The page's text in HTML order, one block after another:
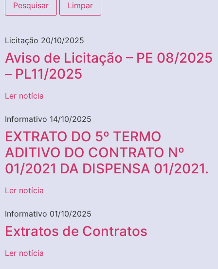
Pesquisar Limpar
Licitação 20/10/2025
Aviso de Licitação – PE 08/2025
– PL11/2025
Ler notícia
Informativo 14/10/2025
EXTRATO DO 5º TERMO
ADITIVO DO CONTRATO Nº
01/2021 DA DISPENSA 01/2021.
Ler notícia
Informativo 01/10/2025
Extratos de Contratos
Ler notícia